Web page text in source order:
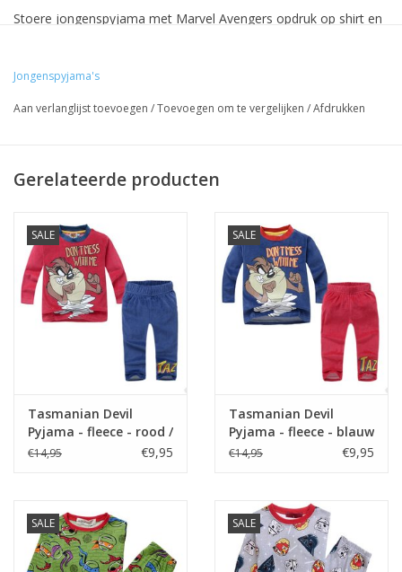
Stoere jongenspyjama met Marvel Avengers opdruk op shirt en
Materiaal: 100% katoen
Jongenspyjama's
Aan verlanglijst toevoegen /Toevoegen om te vergelijken /Afdrukken
Gerelateerde producten
SALE
Tasmanian Devil
Pyjama - fleece - rood /
blauw
€14,95 €9,95
SALE
Tasmanian Devil
Pyjama - fleece - blauw
/ rood
€14,95 €9,95
SALE SALE